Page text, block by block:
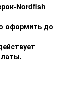
Nordfish
оформить до